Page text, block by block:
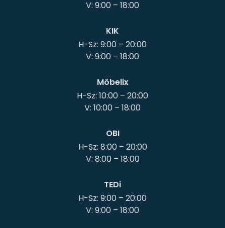
KIK
H-Sz: 9:00 – 20:00
Möbelix
H-Sz: 10:00 – 20:00
OBI
H-Sz: 8:00 – 20:00
V: 8:00 – 18:00
TEDi
H-Sz: 9:00 – 20:00